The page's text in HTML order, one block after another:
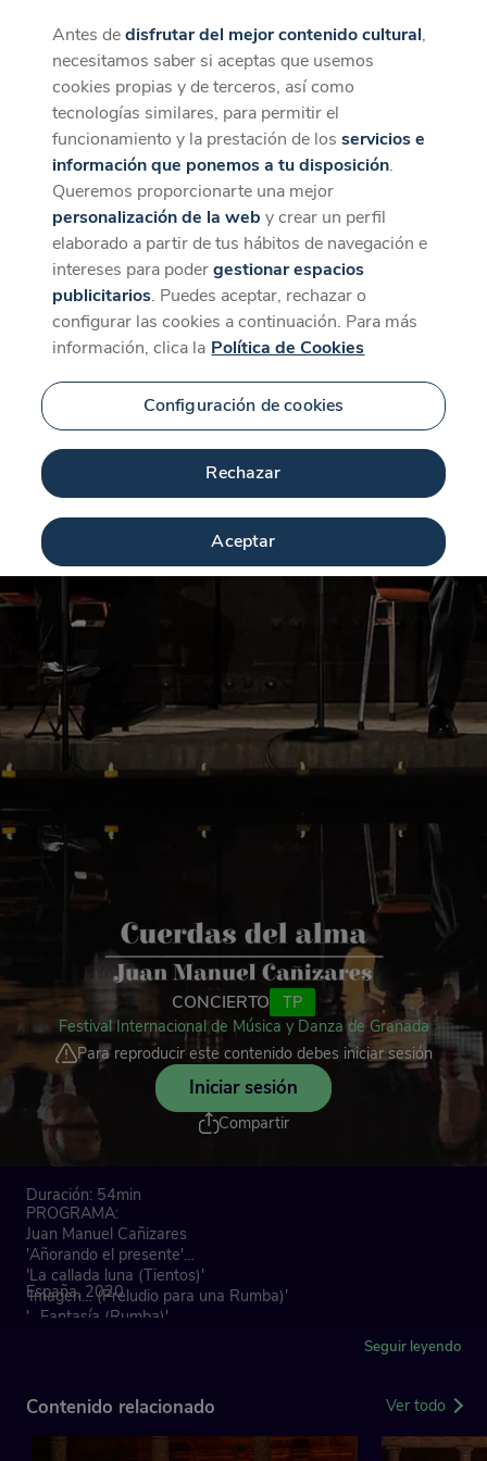
CaixaForum+
La mejor experiencia desde la App
Descargar
CONCIERTO
TP
Festival Internacional de Música y Danza de Granada
Para reproducir este contenido debes iniciar sesión
Iniciar sesión
Compartir
Duración: 54min
PROGRAMA:
Juan Manuel Cañizares
'Añorando el presente'
'La callada luna (Tientos)'
'Imagen… (Preludio para una Rumba)'
'…Fantasía (Rumba)'
'La vida breve. Danza española n.º 1'
Juan Manuel Cañizares
España, 2020
Seguir leyendo
Contenido relacionado Ver todo
Antes dedisfrutar del mejor contenido cultural,
necesitamos saber si aceptas que usemos
cookies propias y de terceros, así como
tecnologías similares, para permitir el
funcionamiento y la prestación de losservicios e
información que ponemos a tu disposición.
Queremos proporcionarte una mejor
personalización de la web y crear un perfil
elaborado a partir de tus hábitos de navegación e
intereses para podergestionar espacios
publicitarios. Puedes aceptar, rechazar o
configurar las cookies a continuación. Para más
información, clica la Política de Cookies
Configuración de cookies
Rechazar
Aceptar